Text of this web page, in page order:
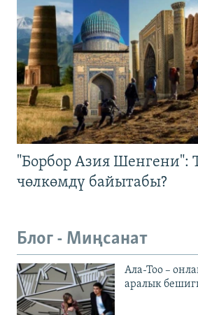
"Борбор Азия Шенгени":
чөлкөмдү байытабы?
Блог - Миңсанат
Ала-Тоо –
аралык